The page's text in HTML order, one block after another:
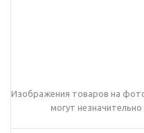
Изображения товаров на
могут